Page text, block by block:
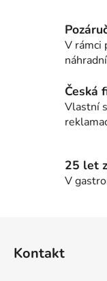
V rámci
Česká
Vlastní
25 let
V
Kontakt